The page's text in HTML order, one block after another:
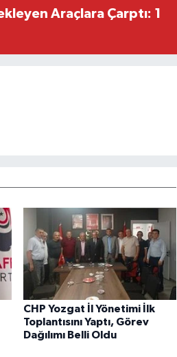
Araçlara Çarptı: 1
CHP Yozgat İl Yönetimi İlk
Toplantısını Yaptı, Görev
Dağılımı Belli Oldu